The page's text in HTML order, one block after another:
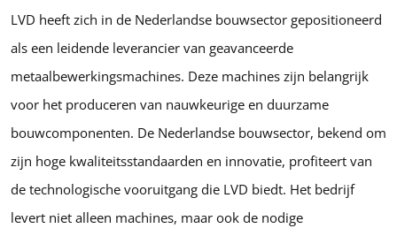
LVD heeft zich in de Nederlandse bouwsector gepositioneerd
als een leidende leverancier van geavanceerde
metaalbewerkingsmachines. Deze machines zijn belangrijk
voor het produceren van nauwkeurige en duurzame
bouwcomponenten. De Nederlandse bouwsector, bekend om
zijn hoge kwaliteitsstandaarden en innovatie, profiteert van
de technologische vooruitgang die LVD biedt. Het bedrijf
levert niet alleen machines, maar ook de nodige